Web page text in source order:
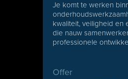
Je komt te werken
kwaliteit, veiligheid en
die nauw
professionele
Offer